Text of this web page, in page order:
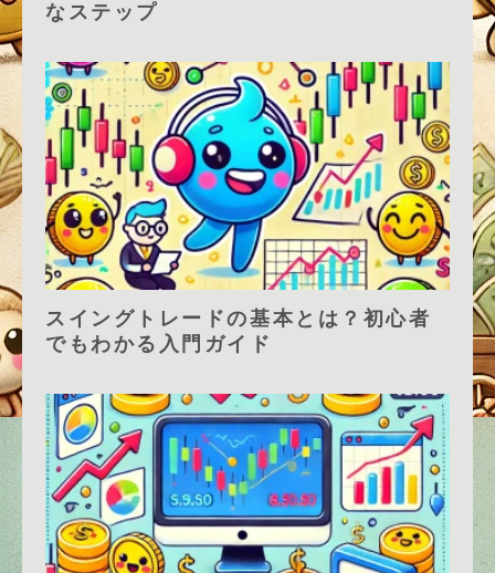
なステップ
スイングトレードの基本とは？初心者
でもわかる入門ガイド